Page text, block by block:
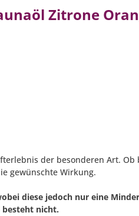
Zitrone
der besonderen Art.
gewünschte Wirkung.
diese jedoch nur eine
besteht nicht.